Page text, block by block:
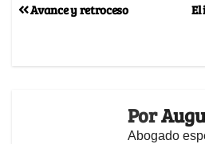
El
Avance y retroceso
Por
Abogado